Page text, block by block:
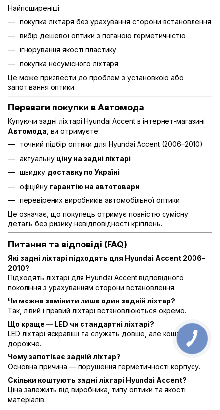
Найпоширеніші:
покупка ліхтаря без урахування сторони встановлення
вибір дешевої оптики з поганою герметичністю
ігнорування якості пластику
покупка несумісного ліхтаря
Це може призвести до проблем з установкою або
запотівання оптики.
Переваги покупки в Автомода
Купуючи задні ліхтарі Hyundai Accent в інтернет-магазині
Автомода, ви отримуєте:
точний підбір оптики для Hyundai Accent (2006–2010)
актуальну ціну на задні ліхтарі
швидку доставку по Україні
офіційну гарантію на автотовари
перевірених виробників автомобільної оптики
Це означає, що покупець отримує повністю сумісну
деталь без ризику невідповідності кріплень.
Питання та відповіді (FAQ)
Які задні ліхтарі підходять для Hyundai Accent 2006–
2010?
Підходять ліхтарі для Hyundai Accent відповідного
покоління з урахуванням сторони встановлення.
Чи можна замінити лише один задній ліхтар?
Так, лівий і правий ліхтарі встановлюються окремо.
Що краще — LED чи стандартні ліхтарі?
LED ліхтарі яскравіші та служать довше, але коштують
дорожче.
Чому запотіває задній ліхтар?
Основна причина — порушення герметичності корпусу.
Скільки коштують задні ліхтарі Hyundai Accent?
Ціна залежить від виробника, типу оптики та якості
матеріалів.